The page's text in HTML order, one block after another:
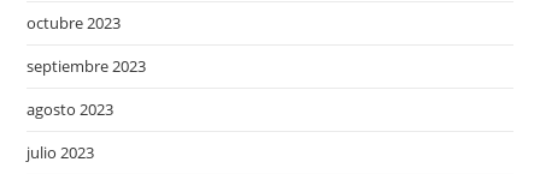
octubre 2023
septiembre 2023
agosto 2023
julio 2023